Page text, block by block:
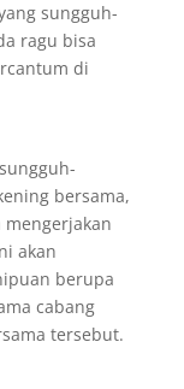
sungguh-
ragu bisa
di
bersama,
akan
berupa
cabang
tersebut.